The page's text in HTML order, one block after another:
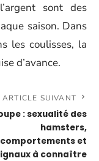
sont des
saison. Dans
les coulisses, la
d’avance.
ARTICLE SUIVANT
: sexualité des
hamsters,
comportements et
à connaître